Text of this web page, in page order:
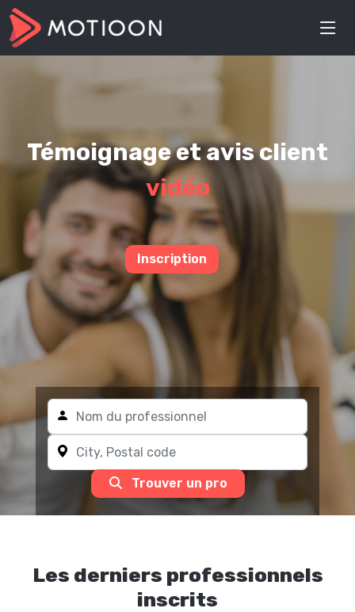
Témoignage et avis client
vidéo
Inscription
Trouver un pro
Les derniers professionnels
inscrits